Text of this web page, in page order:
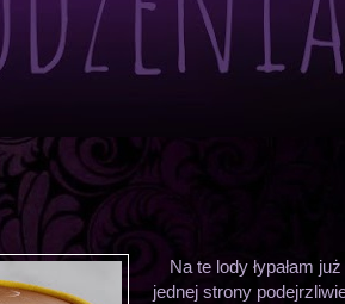
Na te lody łypałam
jednej strony